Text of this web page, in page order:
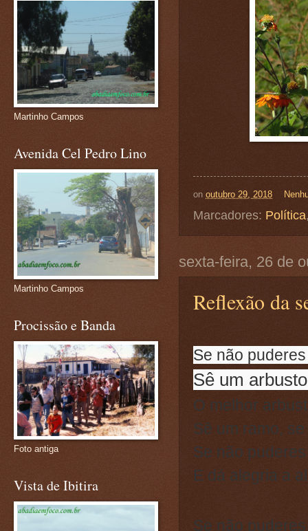
on outubro 29, 2018
Marcadores: Política
sexta-feira, 26 de
Reflexão da
Se não
Sê um
O melhor
Sê um ramo,
Se não
E dá alegria a
Se não
Martinho Campos
Avenida Cel Pedro Lino
Martinho Campos
Procissão e Banda
Foto antiga
Vista de Ibitira